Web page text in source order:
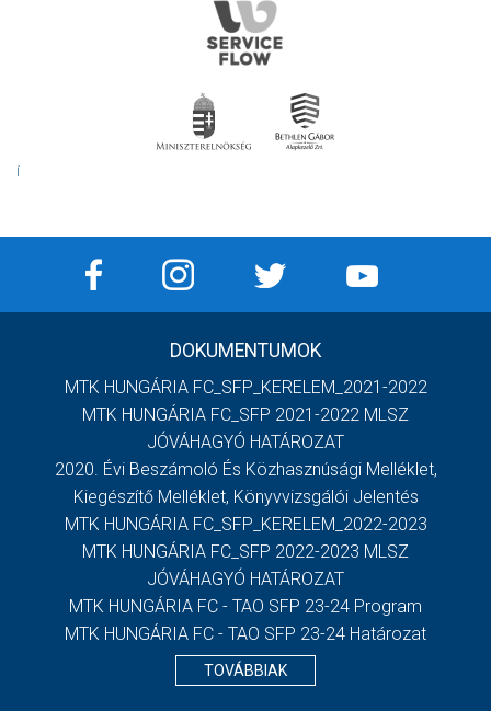
DOKUMENTUMOK
MTK HUNGÁRIA FC_SFP_KERELEM_2021-2022
MTK HUNGÁRIA FC_SFP 2021-2022 MLSZ
JÓVÁHAGYÓ HATÁROZAT
2020. Évi Beszámoló És Közhasznúsági Melléklet,
Kiegészítő Melléklet, Könyvvizsgálói Jelentés
MTK HUNGÁRIA FC_SFP_KERELEM_2022-2023
MTK HUNGÁRIA FC_SFP 2022-2023 MLSZ
JÓVÁHAGYÓ HATÁROZAT
MTK HUNGÁRIA FC - TAO SFP 23-24 Program
MTK HUNGÁRIA FC - TAO SFP 23-24 Határozat
TOVÁBBIAK